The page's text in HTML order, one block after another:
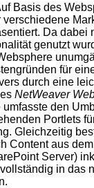
Basis des
Da dabei
genutzt
für
durch eine
NetWeaver
den
Portlets
Gleichzeitig
Content aus
Server)
in das